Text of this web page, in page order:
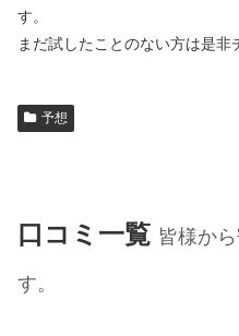
す。
まだ試したことのない方は是非
予想
口コミ一覧 皆様か
す。